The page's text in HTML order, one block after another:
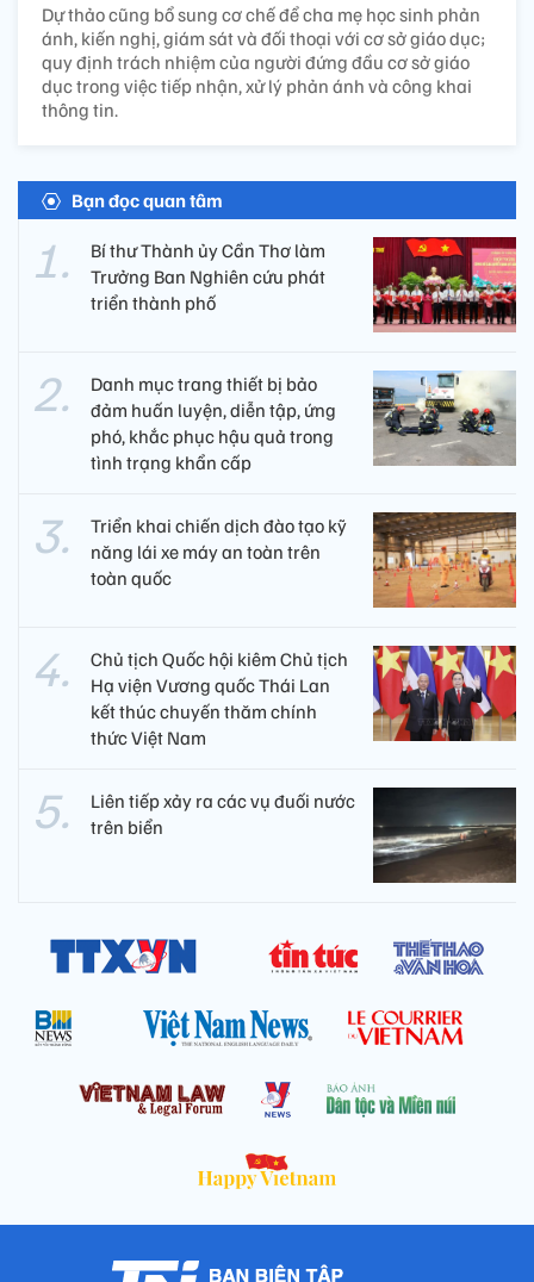
Dự thảo cũng bổ sung cơ chế để cha mẹ học sinh phản
ánh, kiến nghị, giám sát và đối thoại với cơ sở giáo dục;
quy định trách nhiệm của người đứng đầu cơ sở giáo
dục trong việc tiếp nhận, xử lý phản ánh và công khai
thông tin.
Bạn đọc quan tâm
Bí thư Thành ủy Cần Thơ làm
Trưởng Ban Nghiên cứu phát
triển thành phố
Danh mục trang thiết bị bảo
đảm huấn luyện, diễn tập, ứng
phó, khắc phục hậu quả trong
tình trạng khẩn cấp
Triển khai chiến dịch đào tạo kỹ
năng lái xe máy an toàn trên
toàn quốc
Chủ tịch Quốc hội kiêm Chủ tịch
Hạ viện Vương quốc Thái Lan
kết thúc chuyến thăm chính
thức Việt Nam
Liên tiếp xảy ra các vụ đuối nước
trên biển